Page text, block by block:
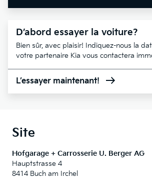
D’abord essayer la voiture?
Bien sûr, avec plaisir! Indiquez-nous la
votre partenaire Kia vous contactera
L’essayer maintenant!
Site
Hofgarage + Carrosserie U. Berger AG
Hauptstrasse 4
8414 Buch am Irchel